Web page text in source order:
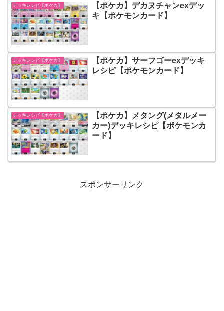
デッキレシピ【ポケカ】
【ポケカ】デカヌチャンexデッ
キ【ポケモンカード】
デッキレシピ【ポケカ】
【ポケカ】サーフゴーexデッキ
レシピ【ポケモンカード】
デッキレシピ【ポケカ】
【ポケカ】メタング(メタルメー
カー)デッキレシピ【ポケモンカ
ード】
スポンサーリンク